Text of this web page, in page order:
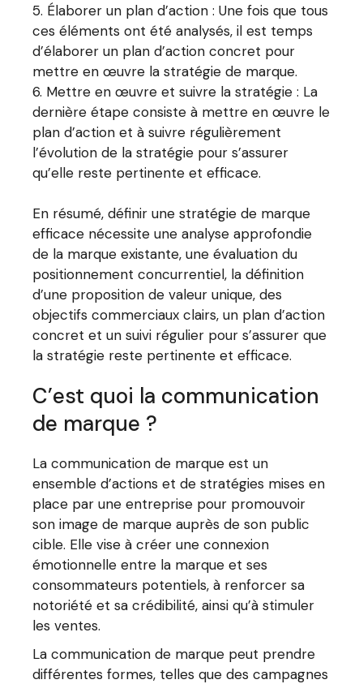
Élaborer un plan d’action : Une fois que tous
ces éléments ont été analysés, il est temps
d’élaborer un plan d’action concret pour
mettre en œuvre la stratégie de marque.
Mettre en œuvre et suivre la stratégie : La
dernière étape consiste à mettre en œuvre le
plan d’action et à suivre régulièrement
l’évolution de la stratégie pour s’assurer
qu’elle reste pertinente et efficace.
En résumé, définir une stratégie de marque
efficace nécessite une analyse approfondie
de la marque existante, une évaluation du
positionnement concurrentiel, la définition
d’une proposition de valeur unique, des
objectifs commerciaux clairs, un plan d’action
concret et un suivi régulier pour s’assurer que
la stratégie reste pertinente et efficace.
C’est quoi la communication
de marque ?
La communication de marque est un
ensemble d’actions et de stratégies mises en
place par une entreprise pour promouvoir
son image de marque auprès de son public
cible. Elle vise à créer une connexion
émotionnelle entre la marque et ses
consommateurs potentiels, à renforcer sa
notoriété et sa crédibilité, ainsi qu’à stimuler
les ventes.
La communication de marque peut prendre
différentes formes, telles que des campagnes